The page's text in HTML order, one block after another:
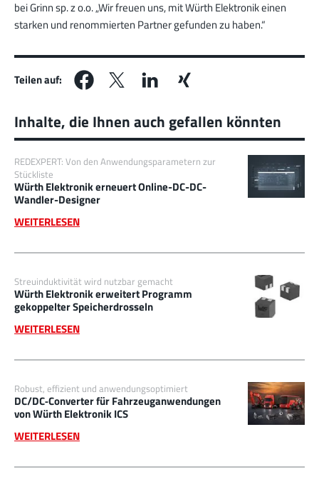
bei Grinn sp. z o.o. „Wir freuen uns, mit Würth Elektronik einen
starken und renommierten Partner gefunden zu haben.“
Teilen auf:
Inhalte, die Ihnen auch gefallen könnten
REDEXPERT: Von den Anwendungsparametern zur
Stückliste
Würth Elektronik erneuert Online-DC-DC-
Wandler-Designer
WEITERLESEN
Streuinduktivität wird nutzbar gemacht
Würth Elektronik erweitert Programm
gekoppelter Speicherdrosseln
WEITERLESEN
Robust, effizient und anwendungsoptimiert
DC/DC‑Converter für Fahrzeuganwendungen
von Würth Elektronik ICS
WEITERLESEN